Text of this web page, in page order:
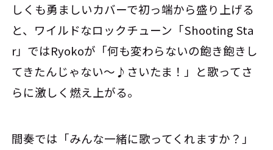
しくも勇ましいカバーで初っ端から盛り上げる
と、ワイルドなロックチューン「Shooting Sta
r」ではRyokoが「何も変わらないの飽き飽きし
てきたんじゃない～♪さいたま！」と歌ってさ
らに激しく燃え上がる。
間奏では「みんな一緒に歌ってくれますか？」